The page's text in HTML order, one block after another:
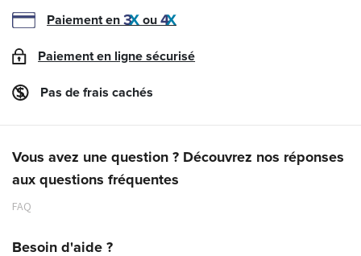
Paiement en ou
Paiement en ligne sécurisé
Pas de frais cachés
Vous avez une question ? Découvrez nos réponses
aux questions fréquentes
FAQ
Besoin d'aide ?